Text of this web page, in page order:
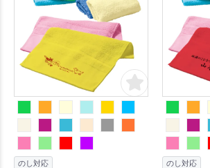
性と速乾性に優れています。
のし対応 のし対応